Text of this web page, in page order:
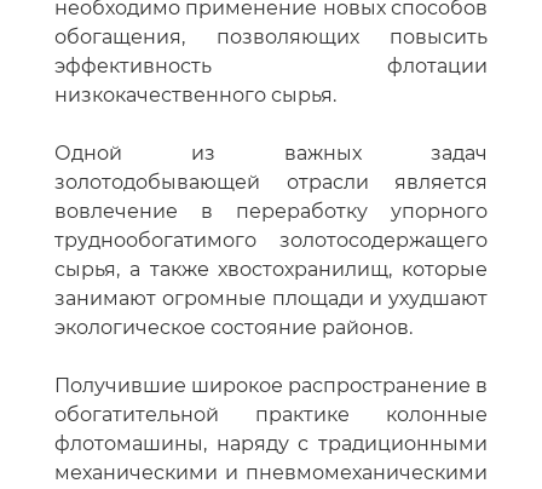
необходимо применение новых способов
обогащения, позволяющих повысить
эффективность флотации
низкокачественного сырья.
Одной из важных задач
золотодобывающей отрасли является
вовлечение в переработку упорного
труднообогатимого золотосодержащего
сырья, а также хвостохранилищ, которые
занимают огромные площади и ухудшают
экологическое состояние районов.
Получившие широкое распространение в
обогатительной практике колонные
флотомашины, наряду с традиционными
механическими и пневмомеханическими